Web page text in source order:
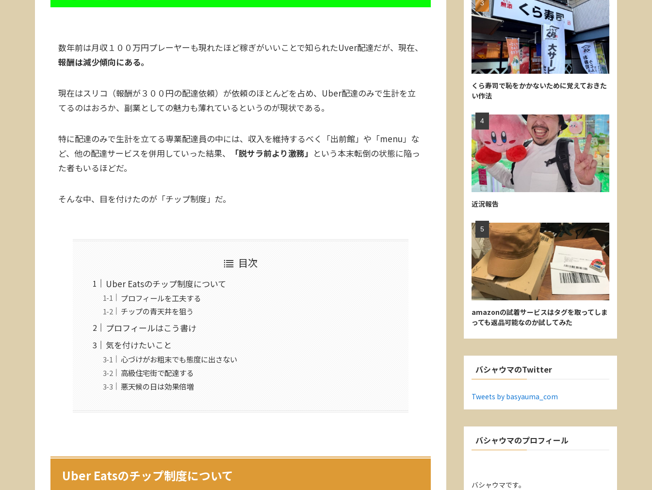
数年前は月収１００万円プレーヤーも現れたほど稼ぎがいいことで知られたUver配達だが、現在、
報酬は減少傾向にある。
現在はスリコ（報酬が３００円の配達依頼）が依頼のほとんどを占め、Uber配達のみで生計を立
てるのはおろか、副業としての魅力も薄れているというのが現状である。
特に配達のみで生計を立てる専業配達員の中には、収入を維持するべく「出前館」や「menu」な
ど、他の配達サービスを併用していった結果、
「脱サラ前より激務」 という本末転倒の状態に陥っ
た者もいるほどだ。
そんな中、目を付けたのが「チップ制度」だ。
目次
Uber Eatsのチップ制度について
プロフィールを工夫する
チップの青天井を狙う
プロフィールはこう書け
気を付けたいこと
心づけがお粗末でも態度に出さない
高級住宅街で配達する
悪天候の日は効果倍増
Uber Eatsのチップ制度について
くら寿司で恥をかかないために覚えておきた
い作法
近況報告
amazonの試着サービスはタグを取ってしま
っても返品可能なのか試してみた
バシャウマのTwitter
Tweets by basyauma_com
バシャウマのプロフィール
バシャウマです。